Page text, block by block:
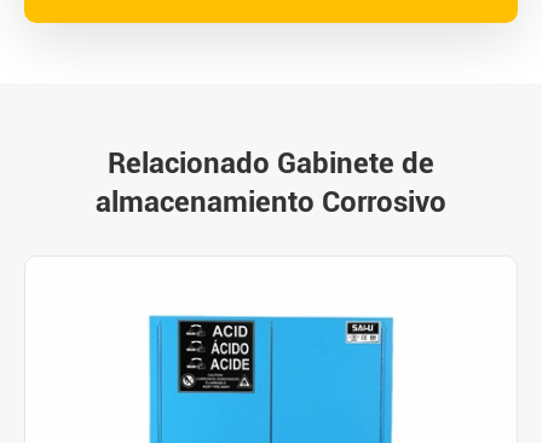
Relacionado Gabinete de
almacenamiento Corrosivo